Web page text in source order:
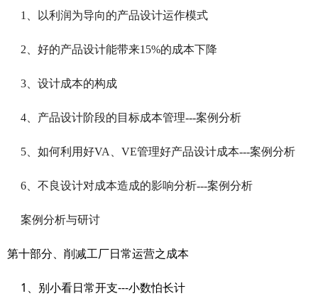
1、以利润为导向的产品设计运作模式
2、好的产品设计能带来15%的成本下降
3、设计成本的构成
4、产品设计阶段的目标成本管理---案例分析
5、如何利用好VA、VE管理好产品设计成本---案例分析
6、不良设计对成本造成的影响分析---案例分析
案例分析与研讨
第十部分、削减工厂日常运营之成本
1 、别小看日常开支---小数怕长计